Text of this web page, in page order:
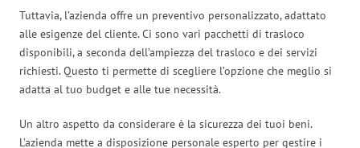
Tuttavia, l’azienda offre un preventivo personalizzato, adattato
alle esigenze del cliente. Ci sono vari pacchetti di trasloco
disponibili, a seconda dell’ampiezza del trasloco e dei servizi
richiesti. Questo ti permette di scegliere l’opzione che meglio si
adatta al tuo budget e alle tue necessità.
Un altro aspetto da considerare è la sicurezza dei tuoi beni.
L’azienda mette a disposizione personale esperto per gestire i